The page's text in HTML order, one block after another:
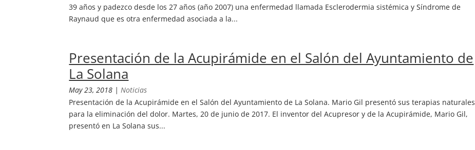
39 años y padezco desde los 27 años (año 2007) una enfermedad llamada Esclerodermia sistémica y Síndrome de
Raynaud que es otra enfermedad asociada a la...
Presentación de la Acupirámide en el Salón del Ayuntamiento de
La Solana
May 23, 2018 |Noticias
Presentación de la Acupirámide en el Salón del Ayuntamiento de La Solana. Mario Gil presentó sus terapias naturales
para la eliminación del dolor. Martes, 20 de junio de 2017. El inventor del Acupresor y de la Acupirámide, Mario Gil,
presentó en La Solana sus...